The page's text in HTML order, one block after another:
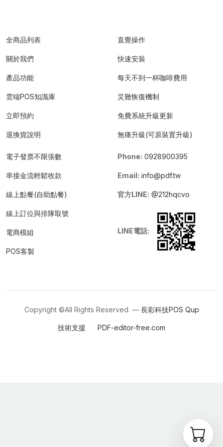
全商品列表
關於我們
產品功能
雲端POS知識庫
立即預約
退換貨說明
直覺操作
快速安裝
每天不到一杯咖啡費用
災難恢復機制
免費系統升級更新
無痛升級(可原裝置升級)
電子發票不限張數
串接金流輕鬆收款
線上點餐(自助點餐)
線上訂位與排隊取號
電商模組
POS客製
Phone: 0928900395
Email: info@pdf.tw
官方LINE: @212hqcvo
LINE電話:
Copyright ©All Rights Reserved. — 長彩科技POS Qup
技術支援 PDF-editor-free.com